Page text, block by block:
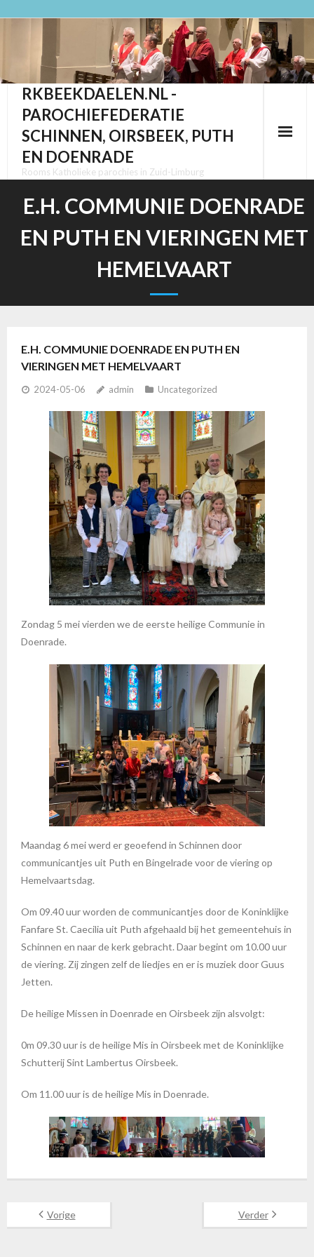
inhoud
RKBEEKDAELEN.NL -
PAROCHIEFEDERATIE
SCHINNEN, OIRSBEEK, PUTH
EN DOENRADE
Rooms Katholieke parochies in Zuid-Limburg
E.H. COMMUNIE DOENRADE
EN PUTH EN VIERINGEN MET
HEMELVAART
E.H. COMMUNIE DOENRADE EN PUTH EN
VIERINGEN MET HEMELVAART
2024-05-06 admin Uncategorized
Zondag 5 mei vierden we de eerste heilige Communie in
Doenrade.
Maandag 6 mei werd er geoefend in Schinnen door
communicantjes uit Puth en Bingelrade voor de viering op
Hemelvaartsdag.
Om 09.40 uur worden de communicantjes door de Koninklijke
Fanfare St. Caecilia uit Puth afgehaald bij het gemeentehuis in
Schinnen en naar de kerk gebracht. Daar begint om 10.00 uur
de viering. Zij zingen zelf de liedjes en er is muziek door Guus
Jetten.
De heilige Missen in Doenrade en Oirsbeek zijn alsvolgt:
0m 09.30 uur is de heilige Mis in Oirsbeek met de Koninklijke
Schutterij Sint Lambertus Oirsbeek.
Om 11.00 uur is de heilige Mis in Doenrade.
Vorige Verder